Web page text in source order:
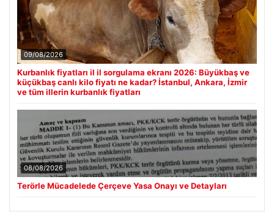
09/08/2026
Kurbanlık fiyatları il il sorgulama ekranı 2026: Büyükbaş ve
küçükbaş canlı kilo fiyatı ne kadar? İstanbul, Ankara, İzmir
ve tüm illerin kurbanlık fiyatları
08/08/2026
Terörle Mücadelede Çerçeve Yasa Onayı ve Detayları